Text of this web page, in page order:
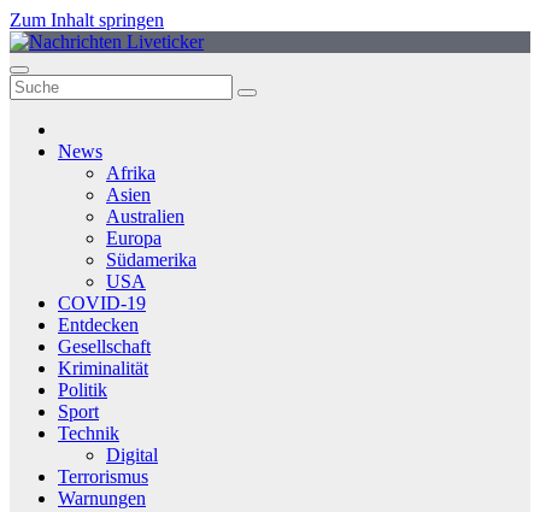
Zum Inhalt springen
News
Afrika
Asien
Australien
Europa
Südamerika
USA
COVID-19
Entdecken
Gesellschaft
Kriminalität
Politik
Sport
Technik
Digital
Terrorismus
Warnungen